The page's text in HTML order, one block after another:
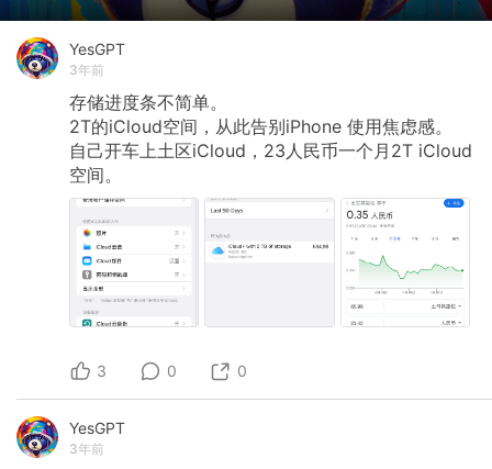
YesGPT
3年前
存储进度条不简单。
2T的iCloud空间，从此告别iPhone 使用焦虑感。
自己开车上土区iCloud，23人民币一个月2T iCloud
空间。
3 0 0
YesGPT
3年前